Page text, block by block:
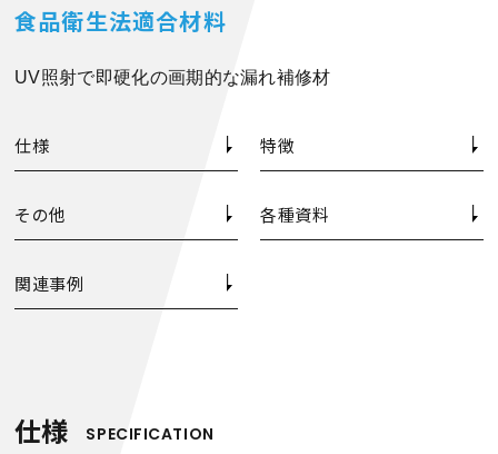
食品衛生法適合材料
UV照射で即硬化の画期的な漏れ補修材
仕様 特徴
その他 各種資料
関連事例
仕様 SPECIFICATION